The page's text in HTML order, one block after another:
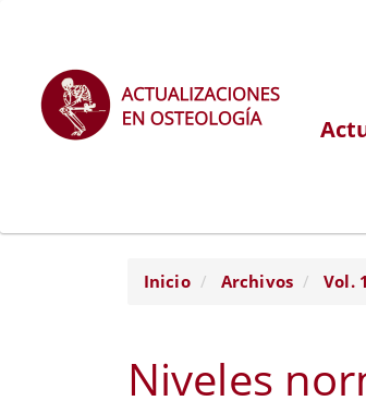
Contenido
principal
Barra
Inicio Archivos Vol.
Niveles